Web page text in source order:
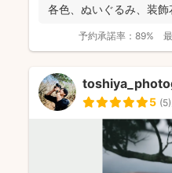
各色、ぬいぐるみ、装
予約承諾率： 89%
5 (5)